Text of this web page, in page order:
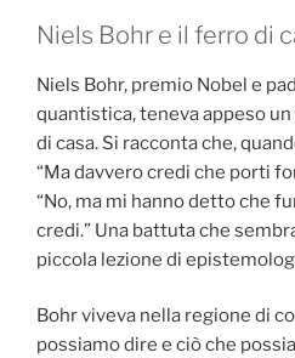
Niels Bohr e il ferro di
Niels Bohr, premio Nobel e
quantistica, teneva appeso
di casa. Si racconta che,
“Ma davvero credi che porti
“No, ma mi hanno detto che
credi.” Una battuta che
piccola lezione di
Bohr viveva nella regione di
possiamo dire e ciò che